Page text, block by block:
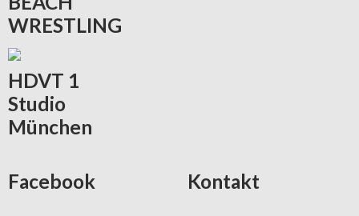
WRESTLING
HDVT 1
Studio
München
Facebook Kontakt